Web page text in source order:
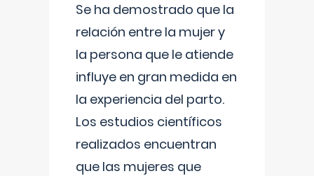
Se ha demostrado que la
relación entre la mujer y
la persona que le atiende
influye en gran medida en
la experiencia del parto.
Los estudios científicos
realizados encuentran
que las mujeres que